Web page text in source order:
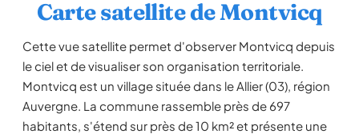
Carte satellite de Montvicq
Cette vue satellite permet d'observer Montvicq depuis
le ciel et de visualiser son organisation territoriale.
Montvicq est un village située dans le Allier (03), région
Auvergne. La commune rassemble près de 697
habitants, s'étend sur près de 10 km² et présente une